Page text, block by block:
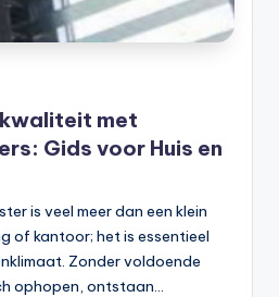
met
Gids voor Huis en
is veel meer dan een klein
of kantoor; het is essentieel
Zonder voldoende
ophopen, ontstaan…